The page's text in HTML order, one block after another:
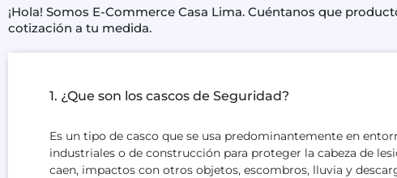
¡Hola! Somos E-Commerce Casa Lima. Cuéntanos que
cotización a tu medida.
1. ¿Que son los cascos de Seguridad?
Es un tipo de casco que se usa predominantemente en
industriales o de construcción para proteger la cabeza de
caen, impactos con otros objetos, escombros, lluvia y